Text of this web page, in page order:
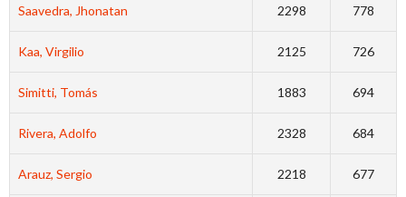
Saavedra, Jhonatan 2298 778
Kaa, Virgilio 2125 726
Simitti, Tomás 1883 694
Rivera, Adolfo 2328 684
Arauz, Sergio 2218 677